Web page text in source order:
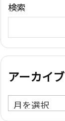
検索
アーカイブ
ア
ー